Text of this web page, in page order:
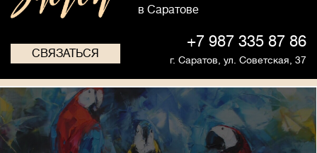
в Саратове
СВЯЗАТЬСЯ
+7 987 335 87 86
г. Саратов, ул. Советская, 37